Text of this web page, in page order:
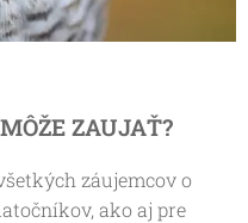
ZAUJAŤ?
záujemcov o
ako aj pre